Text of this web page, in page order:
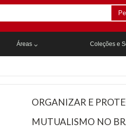
Áreas Coleções e
ORGANIZAR E
MUTUALISMO NO